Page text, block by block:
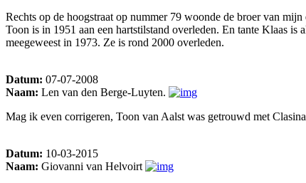
Rechts op de hoogstraat op nummer 79 woonde de broer van
Toon is in 1951 aan een hartstilstand overleden. En tante Klaas
meegeweest in 1973. Ze is rond 2000 overleden.
Datum: 07-07-2008
Naam: Len van den Berge-Luyten.
Mag ik even corrigeren, Toon van Aalst was getrouwd met
Datum: 10-03-2015
Naam: Giovanni van Helvoirt